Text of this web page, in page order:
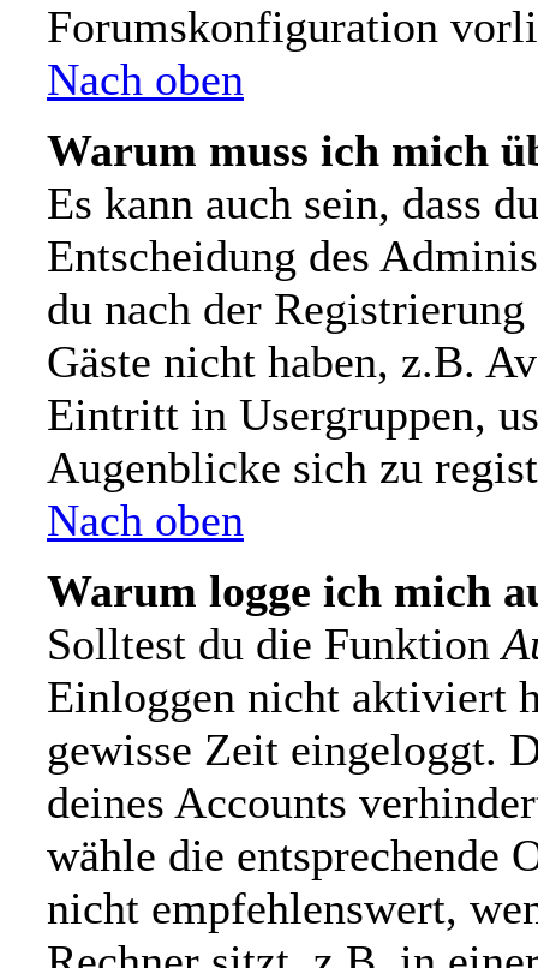
Forumskonfiguration
Nach oben
Warum muss ich mich
Es kann auch sein, dass
Entscheidung des
du nach der
Gäste nicht haben, z.B.
Eintritt in Usergruppen,
Augenblicke sich zu
Nach oben
Warum logge ich mich
Solltest du die Funktion
Einloggen nicht aktiviert
gewisse Zeit eingeloggt.
deines Accounts
wähle die entsprechende
nicht empfehlenswert,